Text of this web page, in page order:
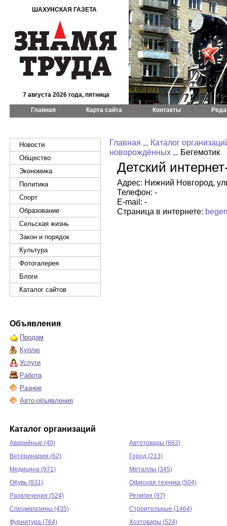
ШАХУНСКАЯ ГАЗЕТА
7 августа 2026 года, пятница
Главная Карта сайта Контакты
Новости
Общество
Экономика
Политика
Спорт
Образование
Сельская жизнь
Закон и порядок
Культура
Фотогалерея
Блоги
Каталог сайтов
Объявления
Продам
Куплю
Услуги
Работа
Разное
Авто-объявления
Главная
Каталог
новорождённых
Бегемотик
Детский
Адрес: Нижний Новгород,
Телефон: -
E-mail: -
Страница в интернете:
Каталог организаций
Аварийные (40)
Автотовары (882)
Ветеринария (62)
Город (213)
Медицина (971)
Металлы (345)
Обувь (831)
Офисная техника (504)
Развлечения (524)
Религия (97)
Спецмагазины (435)
Строительные (1464)
Фурнитура (764)
Хозтовары (524)